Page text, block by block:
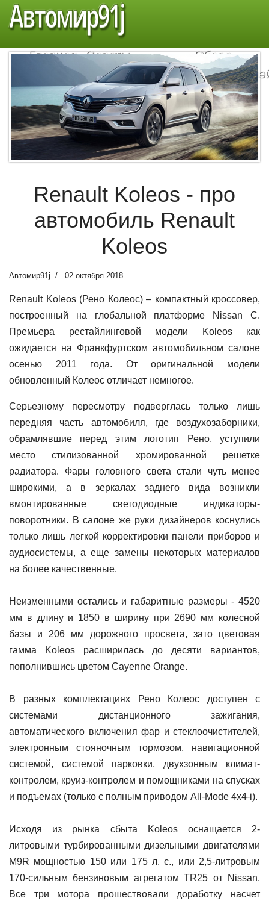
Автомир91j
Главная
Советы
автомобилистам
Обзор
Renault Koleos - про
автомобиль Renault
Koleos
Автомир91j 02 октября 2018
Renault Koleos (Рено Колеос) – компактный кроссовер,
построенный на глобальной платформе Nissan C.
Премьера рестайлинговой модели Koleos как
ожидается на Франкфуртском автомобильном салоне
осенью 2011 года. От оригинальной модели
обновленный Колеос отличает немногое.
Серьезному пересмотру подверглась только лишь
передняя часть автомобиля, где воздухозаборники,
обрамлявшие перед этим логотип Рено, уступили
место стилизованной хромированной решетке
радиатора. Фары головного света стали чуть менее
широкими, а в зеркалах заднего вида возникли
вмонтированные светодиодные индикаторы-
поворотники. В салоне же руки дизайнеров коснулись
только лишь легкой корректировки панели приборов и
аудиосистемы, а еще замены некоторых материалов
на более качественные.
Неизменными остались и габаритные размеры - 4520
мм в длину и 1850 в ширину при 2690 мм колесной
базы и 206 мм дорожного просвета, зато цветовая
гамма Koleos расширилась до десяти вариантов,
пополнившись цветом Cayenne Orange.
В разных комплектациях Рено Колеос доступен с
системами дистанционного зажигания,
автоматического включения фар и стеклоочистителей,
электронным стояночным тормозом, навигационной
системой, системой парковки, двухзонным климат-
контролем, круиз-контролем и помощниками на спусках
и подъемах (только с полным приводом All-Mode 4x4-i).
Исходя из рынка сбыта Koleos оснащается 2-
литровыми турбированными дизельными двигателями
M9R мощностью 150 или 175 л. с., или 2,5-литровым
170-сильным бензиновым агрегатом TR25 от Nissan.
Все три мотора прошествовали доработку насчет